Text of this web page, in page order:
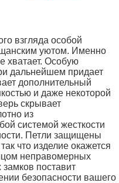
взгляда особой
уютом. Именно
хватает. Особую
дальнейшем придает
дополнительный
и даже некоторой
скрывает
из
системой жесткости
Петли защищены
что изделие окажется
неправомерных
поставит
безопасности вашего